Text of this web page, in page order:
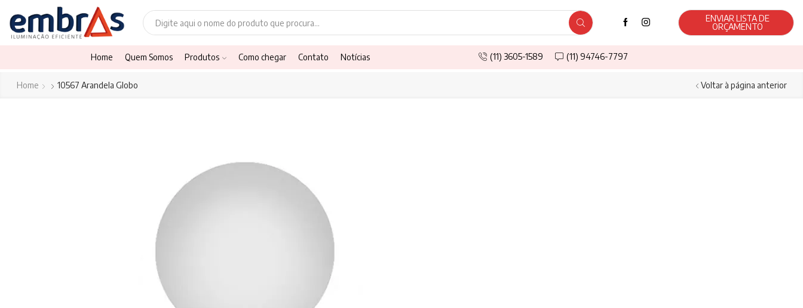
ENVIAR LISTA DE
ORÇAMENTO
Home Quem Somos Produtos Como chegar Contato Notícias (11) 3605-1589 (11) 94746-7797
Voltar à página anterior
Home 10567 Arandela Globo